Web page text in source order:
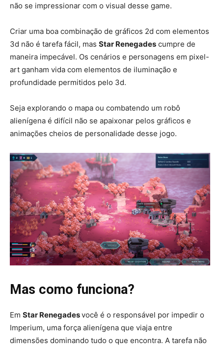
não se impressionar com o visual desse game.
Criar uma boa combinação de gráficos 2d com elementos
3d não é tarefa fácil, mas Star Renegades cumpre de
maneira impecável. Os cenários e personagens em pixel-
art ganham vida com elementos de iluminação e
profundidade permitidos pelo 3d.
Seja explorando o mapa ou combatendo um robô
alienígena é difícil não se apaixonar pelos gráficos e
animações cheios de personalidade desse jogo.
Mas como funciona?
Em Star Renegadesvocê é o responsável por impedir o
Imperium, uma força alienígena que viaja entre
dimensões dominando tudo o que encontra. A tarefa não